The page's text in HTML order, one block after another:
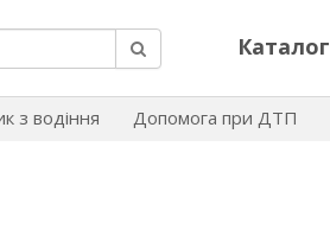
Каталог
з водіння Допомога при ДТП